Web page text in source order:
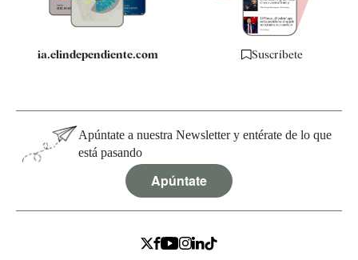
ia.elindependiente.com Suscríbete
Apúntate a nuestra Newsletter y entérate de lo que
está pasando
Apúntate